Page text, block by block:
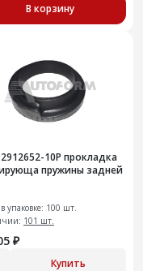
В корзину
10Р прокладка
пружины задней
в упаковке: 100 шт.
101 шт.
₽
Купить